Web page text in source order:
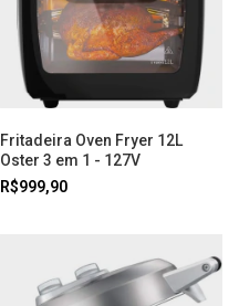
Fritadeira Oven Fryer 12L
Oster 3 em 1 - 127V
R$999,90